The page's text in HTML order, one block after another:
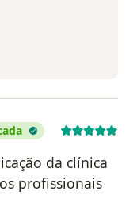
da clínica
profissionais